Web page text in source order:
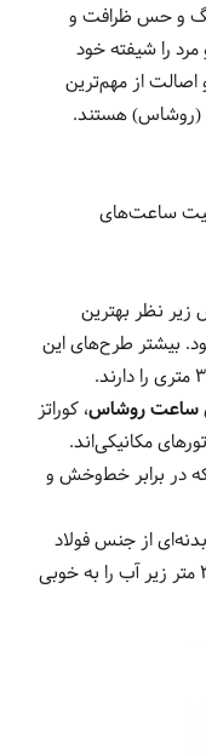
و حس ظرافت و
را شیفته خود
از مهم‌ترین
(روشاس) هستند.
ساعت‌های
نظر بهترین
بیشتر طرح‌های این
برند، قادر به مقاومت در برابر آب تا عمق 30 متری را دارند.
ساعت روشاس، کوراتز
مکانیکی‌اند.
در برابر خط‌وخش و
Rochas بدنه‌ای از جنس فولاد
ضدزنگ با آبکاری یونانی دارد که تا عمق 30 متر زیر آب را به خوبی